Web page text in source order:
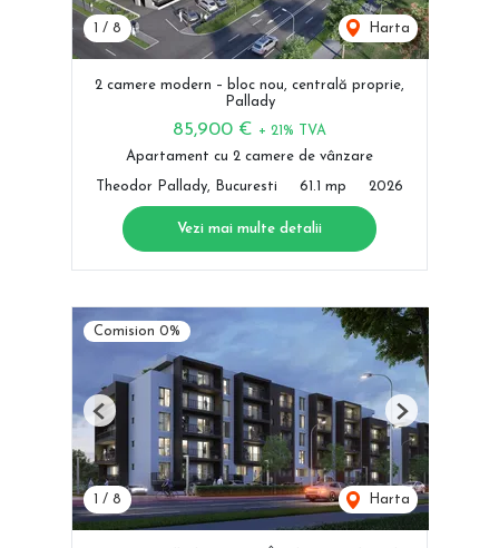
1 / 8 Harta
2 camere modern – bloc nou, centrală proprie,
Pallady
85,900 € + 21% TVA
Apartament cu 2 camere de vânzare
Theodor Pallady, Bucuresti 61.1 mp 2026
Vezi mai multe detalii
Comision 0%
/ 8 Harta
Previous Next